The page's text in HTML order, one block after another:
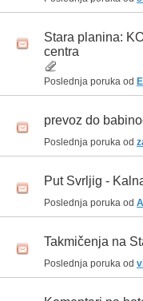
Stara planina:
centra
Poslednja poruka od
prevoz do
Poslednja poruka od
Put Svrljig -
Poslednja poruka od
Takmičenja na
Poslednja poruka od